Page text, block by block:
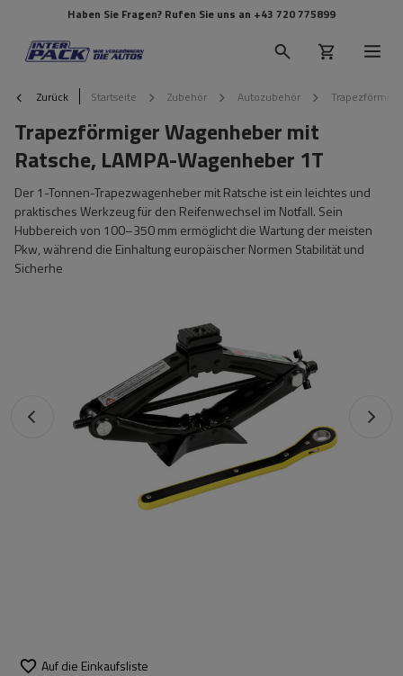
Haben Sie Fragen? Rufen Sie uns an +43 720 775899
Zurück Startseite Zubehör Autozubehör
Trapezförmiger Wagenheber mit
Ratsche, LAMPA-Wagenheber 1T
Der 1-Tonnen-Trapezwagenheber mit Ratsche ist ein leichtes und
praktisches Werkzeug für den Reifenwechsel im Notfall. Sein
Hubbereich von 100–350 mm ermöglicht die Wartung der meisten
Pkw, während die Einhaltung europäischer Normen Stabilität und
Sicherhe
Auf die Einkaufsliste